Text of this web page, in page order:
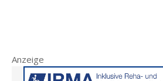
Anzeige